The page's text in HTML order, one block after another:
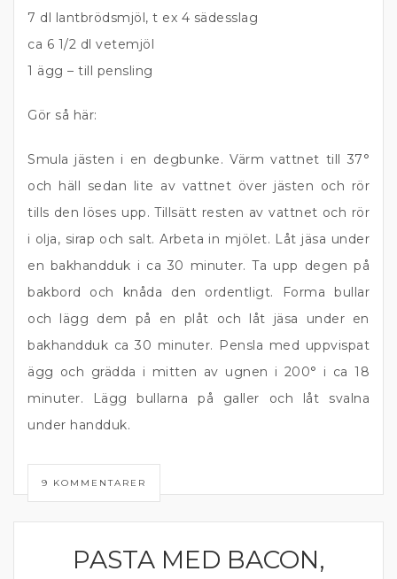
7 dl lantbrödsmjöl, t ex 4 sädesslag
ca 6 1/2 dl vetemjöl
1 ägg – till pensling
Gör så här:
Smula jästen i en degbunke. Värm vattnet till 37°
och häll sedan lite av vattnet över jästen och rör
tills den löses upp. Tillsätt resten av vattnet och rör
i olja, sirap och salt. Arbeta in mjölet. Låt jäsa under
en bakhandduk i ca 30 minuter. Ta upp degen på
bakbord och knåda den ordentligt. Forma bullar
och lägg dem på en plåt och låt jäsa under en
bakhandduk ca 30 minuter. Pensla med uppvispat
ägg och grädda i mitten av ugnen i 200° i ca 18
minuter. Lägg bullarna på galler och låt svalna
under handduk.
9 KOMMENTARER
FLÄSKKÖTTPASTA MED BACON,